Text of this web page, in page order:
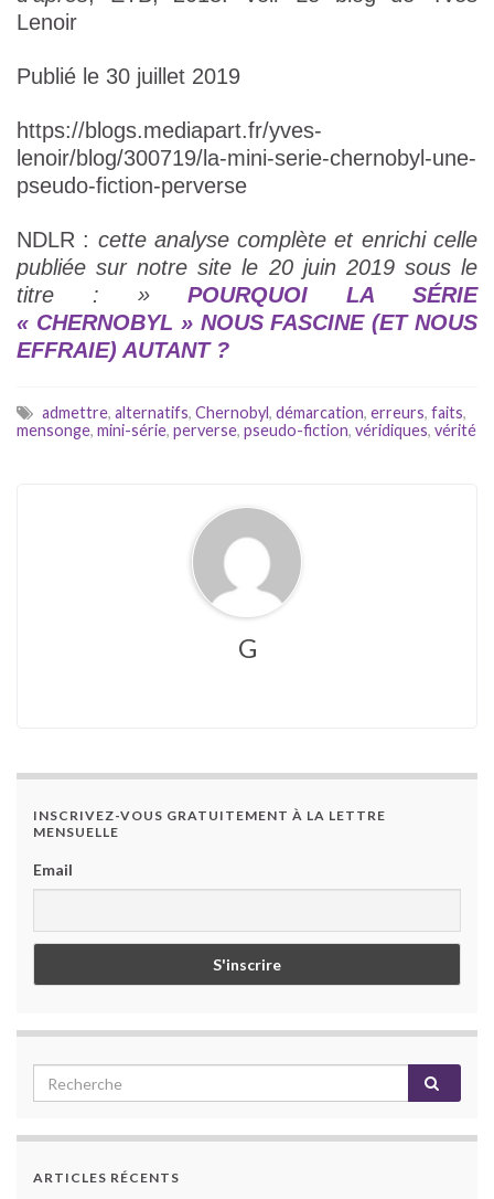
Lenoir
Publié le 30 juillet 2019
https://blogs.mediapart.fr/yves-
lenoir/blog/300719/la-mini-serie-chernobyl-une-
pseudo-fiction-perverse
NDLR : cette analyse complète et enrichi celle
publiée sur notre site le 20 juin 2019 sous le
titre : »
POURQUOI LA SÉRIE
« CHERNOBYL » NOUS FASCINE (ET NOUS
EFFRAIE) AUTANT ?
admettre, alternatifs, Chernobyl, démarcation, erreurs, faits,
mensonge, mini-série, perverse, pseudo-fiction, véridiques, vérité
G
INSCRIVEZ-VOUS GRATUITEMENT À LA LETTRE
MENSUELLE
Email
ARTICLES RÉCENTS